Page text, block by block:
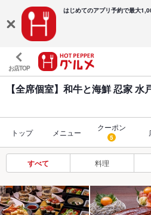
はじめてのアプリ予約で最大
お店TOP
【全席個室】和牛と海鮮 忍家 水
トップ メニュー
クーポン
5
すべて 料理